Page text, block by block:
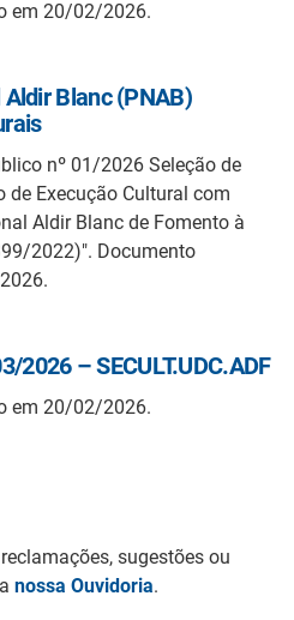
em 20/02/2026.
Blanc (PNAB)
nº 01/2026 Seleção de
de Execução Cultural com
Aldir Blanc de Fomento à
2022)". Documento
2026 – SECULT.UDC.ADF
em 20/02/2026.
sugestões ou
nossa Ouvidoria.